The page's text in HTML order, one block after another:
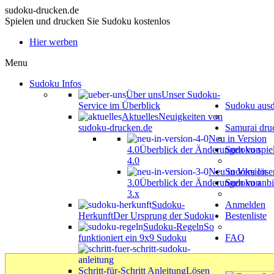
sudoku-drucken.de
Spielen und drucken Sie Sudoku kostenlos
Hier werben
Menu
Sudoku Infos
Über unsUnser Sudoku-
Service im Überblick
AktuellesNeuigkeiten von
sudoku-drucken.de
Neu in Version
4.0Überblick der Änderungen von
4.0
Neu in Version
3.0Überblick der Änderungen von
3.x
Sudoku-
HerkunftDer Ursprung der Sudoku
Sudoku-RegelnSo
funktioniert ein 9x9 Sudoku
Schritt-für-Schritt AnleitungLösen
Sudoku
Samurai
Sudoku
Sudoku
Sudoku
Anmelden
Bestenliste
FAQ